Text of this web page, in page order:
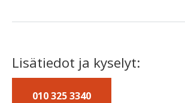
Lisätiedot ja kyselyt:
010 325 3340